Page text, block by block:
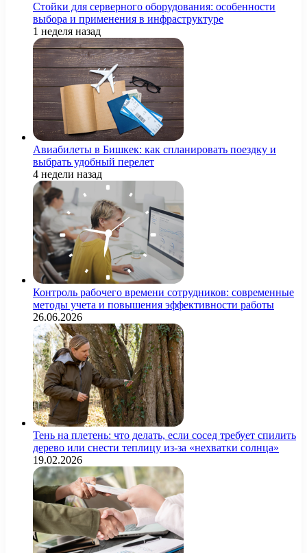
Стойки для серверного оборудования: особенности
выбора и применения в инфраструктуре
1 неделя назад
Авиабилеты в Бишкек: как спланировать поездку и
выбрать удобный перелет
4 недели назад
Контроль рабочего времени сотрудников: современные
методы учета и повышения эффективности работы
26.06.2026
Тень на плетень: что делать, если сосед требует спилить
дерево или снести теплицу из-за «нехватки солнца»
19.02.2026